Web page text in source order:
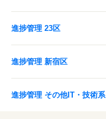
進捗管理 23区
進捗管理 新宿区
進捗管理 その他IT・技術系